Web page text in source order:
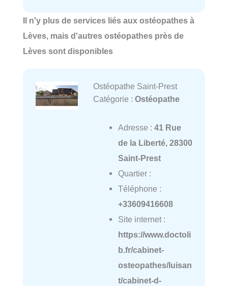
Il n'y plus de services liés aux ostéopathes à
Lèves, mais d'autres ostéopathes près de
Lèves sont disponibles
Ostéopathe Saint-Prest
Catégorie : Ostéopathe
Adresse : 41 Rue
de la Liberté, 28300
Saint-Prest
Quartier :
Téléphone :
+33609416608
Site internet :
https://www.doctoli
b.fr/cabinet-
osteopathes/luisan
t/cabinet-d-